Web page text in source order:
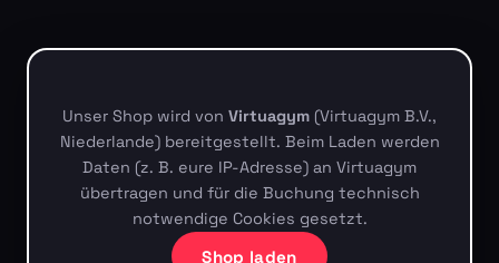
Unser Shop wird von Virtuagym (Virtuagym B.V.,
Niederlande) bereitgestellt. Beim Laden werden
Daten (z. B. eure IP-Adresse) an Virtuagym
übertragen und für die Buchung technisch
notwendige Cookies gesetzt.
Shop laden